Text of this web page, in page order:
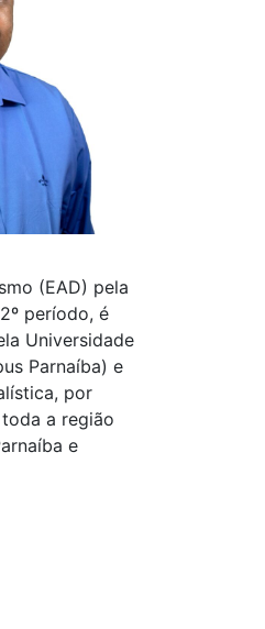
(EAD) pela
período, é
Universidade
Parnaíba) e
por
a região
e